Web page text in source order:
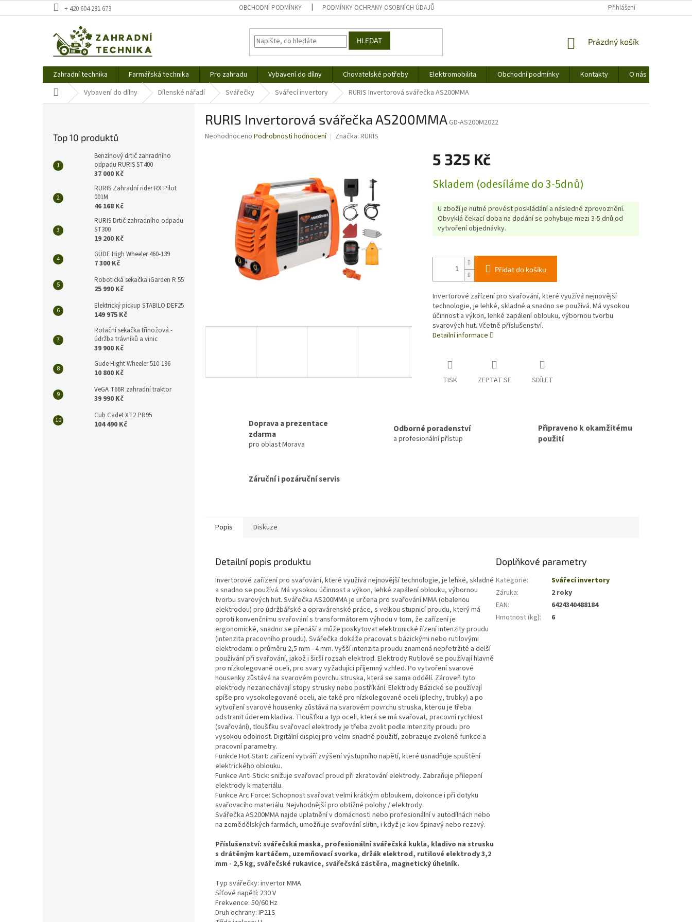
na
+ 420 604 281 673 OBCHODNÍ PODMÍNKY PODMÍNKY OCHRANY OSOBNÍCH ÚDAJŮ Přihlášení
HLEDAT
NÁKUPNÍ
Prázdný košík
Zahradní technika Farmářská technika Pro zahradu Vybavení do dílny Chovatelské potřeby Elektromobilita Obchodní podmínky Kontakty
O nás
Domů Vybavení do dílny Dílenské nářadí Svářečky Svářecí invertory RURIS Invertorová svářečka AS200MMA
Top 10 produktů
Benzínový drtič zahradního
odpadu RURIS ST400
37 000 Kč
RURIS Zahradní rider RX Pilot
001M
46 168 Kč
RURIS Drtič zahradního odpadu
ST300
19 200 Kč
GÜDE High Wheeler 460-139
7 300 Kč
Robotická sekačka iGarden R 55
25 990 Kč
Elektrický pickup STABILO DEF25
149 975 Kč
Rotační sekačka třínožová -
údržba trávníků a vinic
39 900 Kč
Güde Hight Wheeler 510-196
10 800 Kč
VeGA T66R zahradní traktor
39 990 Kč
Cub Cadet XT2 PR95
104 490 Kč
RURIS Invertorová svářečka AS200MMA GD-AS200M2022
Průměrné
Neohodnoceno Podrobnosti hodnocení Značka: RURIS
5 325 Kč
cena:
Skladem (odesíláme do 3-5dnů)
U zboží je nutné provést poskládání a následné zprovoznění.
Obvyklá čekací doba na dodání se pohybuje mezi 3-5 dnů od
vytvoření objednávky.
Přidat do košíku
Invertorové zařízení pro svařování, které využívá nejnovější
technologie, je lehké, skladné a snadno se používá. Má vysokou
účinnost a výkon, lehké zapálení oblouku, výbornou tvorbu
svarových hut. Včetně příslušenství.
Detailní informace
TISK ZEPTAT SE SDÍLET
Doprava a prezentace
zdarma
pro oblast Morava
Odborné poradenství
a profesionální přístup
Připraveno k okamžitému
použití
Záruční i pozáruční servis
Popis Diskuze
Detailní popis produktu
Invertorové zařízení pro svařování, které využívá nejnovější technologie, je lehké, skladné
a snadno se používá. Má vysokou účinnost a výkon, lehké zapálení oblouku, výbornou
tvorbu svarových hut. Svářečka AS200MMA je určena pro svařování MMA (obalenou
elektrodou) pro údržbářské a opravárenské práce, s velkou stupnicí proudu, který má
oproti konvenčnímu svařování s transformátorem výhodu v tom, že zařízení je
ergonomické, snadno se přenáší a může poskytovat elektronické řízení intenzity proudu
(intenzita pracovního proudu). Svářečka dokáže pracovat s bázickými nebo rutilovými
elektrodami o průměru 2,5 mm - 4 mm. Vyšší intenzita proudu znamená nepřetržité a delší
používání při svařování, jakož i širší rozsah elektrod. Elektrody Rutilové se používají hlavně
pro nízkolegované oceli, pro svary vyžadující příjemný vzhled. Po vytvoření svarové
housenky zůstává na svarovém povrchu struska, která se sama oddělí. Zároveň tyto
elektrody nezanechávají stopy strusky nebo postříkání. Elektrody Bázické se používají
spíše pro vysokolegované oceli, ale také pro nízkolegované oceli (plechy, trubky) a po
vytvoření svarové housenky zůstává na svarovém povrchu struska, kterou je třeba
odstranit úderem kladiva. Tloušťku a typ oceli, která se má svařovat, pracovní rychlost
(svařování), tloušťku svařovací elektrody je třeba zvolit podle intenzity proudu pro
vysokou odolnost. Digitální displej pro velmi snadné použití, zobrazuje zvolené funkce a
pracovní parametry.
Funkce Hot Start: zařízení vytváří zvýšení výstupního napětí, které usnadňuje spuštění
elektrického oblouku.
Funkce Anti Stick: snižuje svařovací proud při zkratování elektrody. Zabraňuje přilepení
elektrody k materiálu.
Funkce Arc Force: Schopnost svařovat velmi krátkým obloukem, dokonce i při dotyku
svařovacího materiálu. Nejvhodnější pro obtížné polohy / elektrody.
Svářečka AS200MMA najde uplatnění v domácnosti nebo profesionální v autodílnách nebo
na zemědělských farmách, umožňuje svařování slitin, i když je kov špinavý nebo rezavý.
Příslušenství: svářečská maska, profesionální svářečská kukla, kladivo na strusku
s drátěným kartáčem, uzemňovací svorka, držák elektrod, rutilové elektrody 3,2
mm - 2,5 kg, svářečské rukavice, svářečská zástěra, magnetický úhelník.
Typ svářečky: invertor MMA
Síťové napětí: 230 V
Frekvence: 50/60 Hz
Druh ochrany: IP21S
Doplňkové parametry
Kategorie:
Svářecí invertory
Záruka:
2 roky
EAN:
6424340488184
Hmotnost (kg): 6